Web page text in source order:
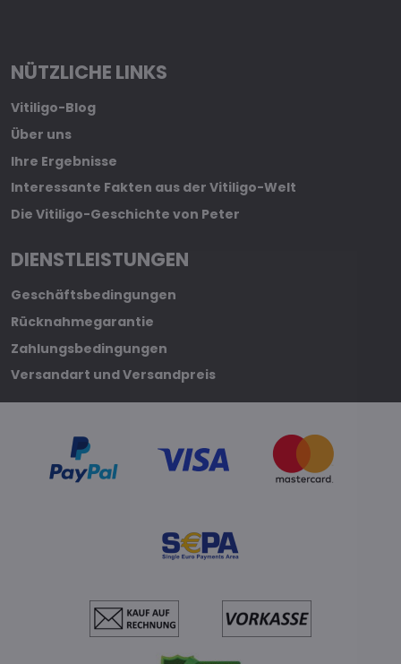
NÜTZLICHE LINKS
Vitiligo-Blog
Über uns
Ihre Ergebnisse
Interessante Fakten aus der Vitiligo-Welt
Die Vitiligo-Geschichte von Peter
DIENSTLEISTUNGEN
Geschäftsbedingungen
Rücknahmegarantie
Zahlungsbedingungen
Versandart und Versandpreis